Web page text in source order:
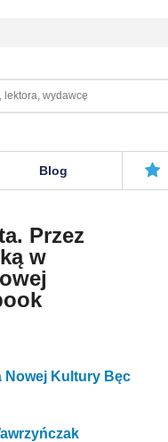
Blog
Przez
w
Nowej Kultury Bęc